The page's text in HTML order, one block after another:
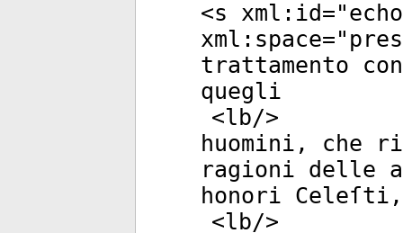
<s xml:id="
xml:space="
trattamento
quegli
<lb/>
huomini, che
ragioni delle
honori
<lb/>